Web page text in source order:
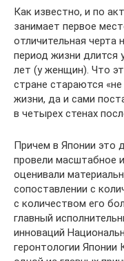
Как известно, и по
занимает первое
отличительная
период жизни длится
лет (у женщин). Что
стране стараются
жизни, да и сами
в четырех стенах
Причем в Японии это
провели масштабное
оценивали
сопоставлении с
с количеством его
главный
инноваций
геронтологии